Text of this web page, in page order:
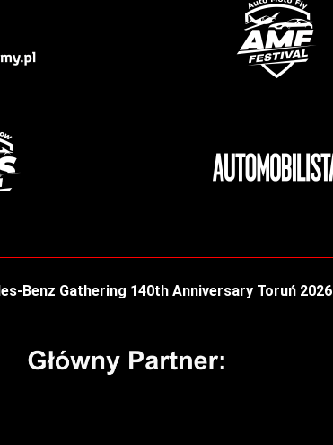
Benz Gathering 140th Anniversary Toruń 2026